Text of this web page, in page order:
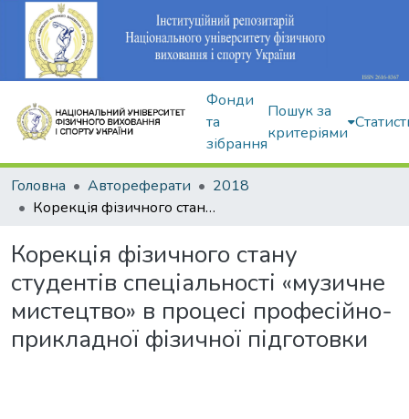
Фонди
та
зібрання
Пошук за
критеріями
Головна Автореферати
2018
Корекція фізичного стану студентів спеціальності «музичне мистецтво» в процесі професійно-прикладної фізичної підготовки
Корекція фізичного стану
студентів спеціальності «музичне
мистецтво» в процесі професійно-
прикладної фізичної підготовки